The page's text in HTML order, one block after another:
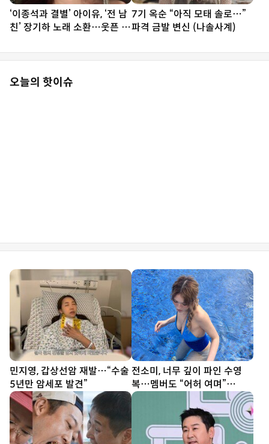
‘이종석과 결별’ 아이유, ‘전 남
친’ 장기하 노래 소환…웃픈 타
7기 옥순 “아직 모태 솔로…”
파격 금발 변신 (나솔사계)
오늘의 핫이슈
민지영, 갑상선암 재발…“수술
5년만 암세포 발견”
전소미, 너무 깊이 파인 수영
복…멤버도 “어허 여며”
[DA★]